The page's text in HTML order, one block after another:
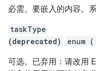
必需。要嵌入的内容。
taskType
(deprecated)
enum (
可选。已弃用：请改用